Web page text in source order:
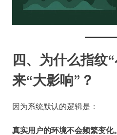
四、为什么指纹
来“大影响”？
因为系统默认的逻辑是：
真实用户的环境不会频繁变化。